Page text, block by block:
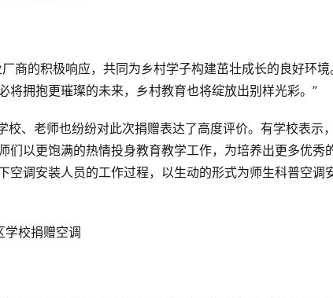
商的积极响应，共同为乡村学子构建茁壮成长的良好环境
拥抱更璀璨的未来，乡村教育也将绽放出别样光彩。”
校、老师也纷纷对此次捐赠表达了高度评价。有学校表示
以更饱满的热情投身教育教学工作，为培养出更多优秀
空调安装人员的工作过程，以生动的形式为师生科普空调